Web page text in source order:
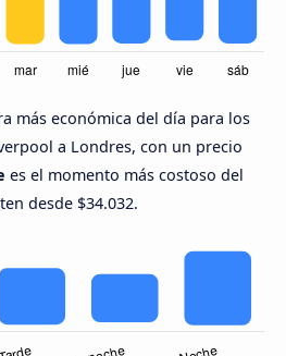
más económica del día para los
a Londres, con un precio
es el momento más costoso del
desde $34.032.